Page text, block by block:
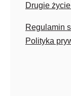
Drugie
Regulamin
Polityka